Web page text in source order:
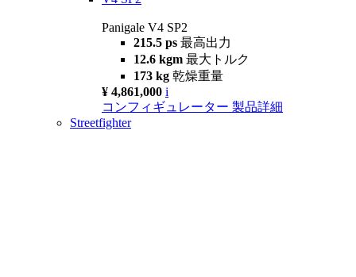
Panigale V4 SP2
215.5 ps 最高出力
12.6 kgm 最大トルク
173 kg 乾燥重量
¥ 4,861,000 i
コンフィギュレーター 製品詳細
Streetfighter